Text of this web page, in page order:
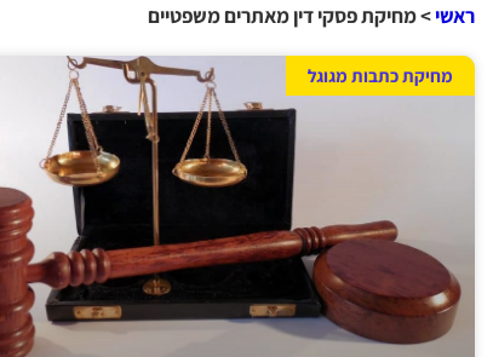
ראשי>מחיקת פסקי דין מאתרים משפטיים
מחיקת כתבות מגוגל